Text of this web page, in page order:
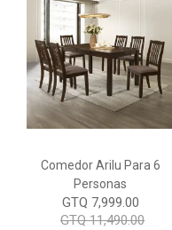
Comedor Arilu Para 6
Personas
GTQ 7,999.00
GTQ 11,490.00